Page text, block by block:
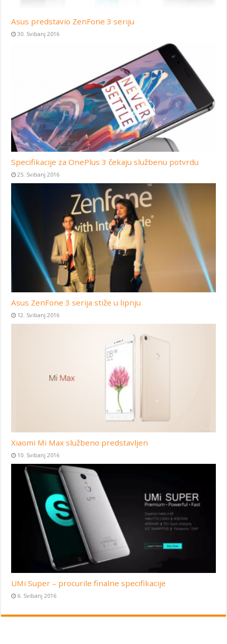
Asus predstavio ZenFone 3 seriju
30. Svibanj 2016
Specifikacije za OnePlus 3 čekaju službenu potvrdu
25. Svibanj 2016
Asus ZenFone 3 serija stiže u lipnju
12. Svibanj 2016
Xiaomi Mi Max službeno predstavljen
10. Svibanj 2016
UMi Super – procurile finalne specifikacije
6. Svibanj 2016